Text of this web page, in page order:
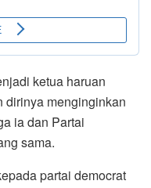
ketua haruan
dirinya menginginkan
ia dan Partai
sama.
partai democrat